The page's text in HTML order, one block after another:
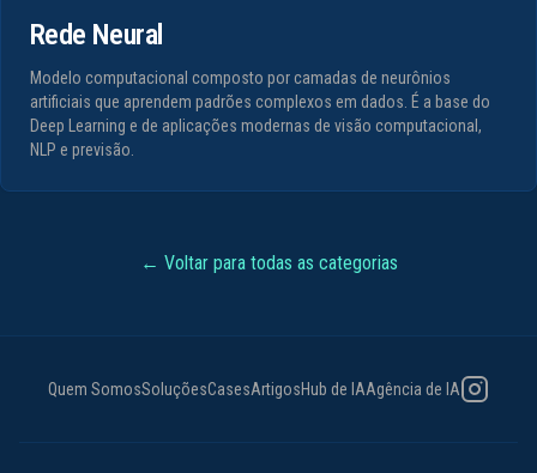
Rede Neural
Modelo computacional composto por camadas de neurônios
artificiais que aprendem padrões complexos em dados. É a base do
Deep Learning e de aplicações modernas de visão computacional,
NLP e previsão.
← Voltar para todas as categorias
Quem SomosSoluçõesCasesArtigosHub de IAAgência de IAInstagram